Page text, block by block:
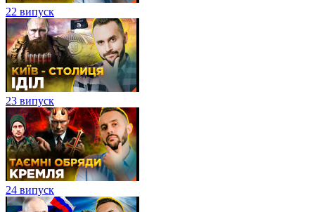
22 випуск
23 випуск
24 випуск